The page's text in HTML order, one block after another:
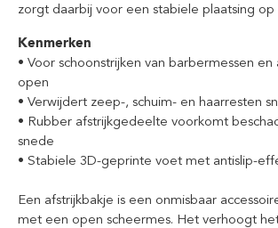
zorgt daarbij voor een stabiele plaatsing
Kenmerken
• Voor schoonstrijken van barbermessen
open
• Verwijdert zeep-, schuim- en haarresten
• Rubber afstrijkgedeelte voorkomt
snede
• Stabiele 3D-geprinte voet met antislip-
Een afstrijkbakje is een onmisbaar
met een open scheermes. Het verhoogt